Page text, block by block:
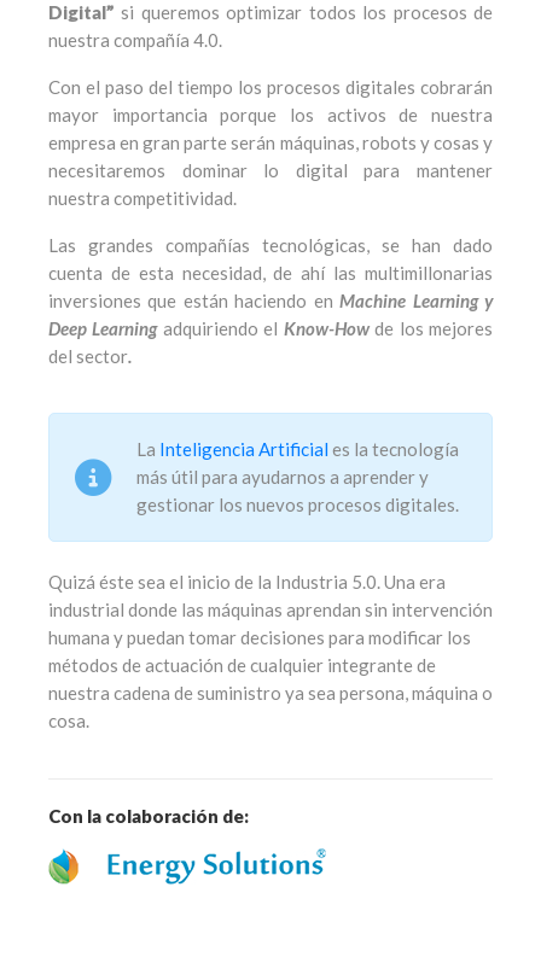
Digital” si queremos optimizar todos los procesos de
nuestra compañía 4.0.
Con el paso del tiempo los procesos digitales cobrarán
mayor importancia porque los activos de nuestra
empresa en gran parte serán máquinas, robots y cosas y
necesitaremos dominar lo digital para mantener
nuestra competitividad.
Las grandes compañías tecnológicas, se han dado
cuenta de esta necesidad, de ahí las multimillonarias
inversiones que están haciendo enMachine Learning y
Deep Learning adquiriendo el Know-Howde los mejores
del sector.
La Inteligencia Artificial es la tecnología
más útil para ayudarnos a aprender y
gestionar los nuevos procesos digitales.
Quizá éste sea el inicio de la Industria 5.0. Una era
industrial donde las máquinas aprendan sin intervención
humana y puedan tomar decisiones para modificar los
métodos de actuación de cualquier integrante de
nuestra cadena de suministro ya sea persona, máquina o
cosa.
Con la colaboración de: